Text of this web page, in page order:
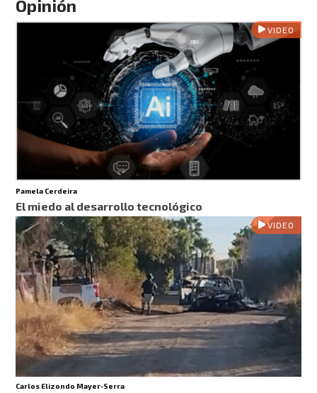
Opinión
VIDEO
Pamela Cerdeira
El miedo al desarrollo tecnológico
VIDEO
Carlos Elizondo Mayer-Serra